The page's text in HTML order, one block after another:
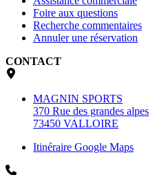
Foire aux questions
Recherche commentaires
Annuler une réservation
CONTACT
MAGNIN SPORTS
370 Rue des grandes alpes
73450 VALLOIRE
Itinéraire Google Maps